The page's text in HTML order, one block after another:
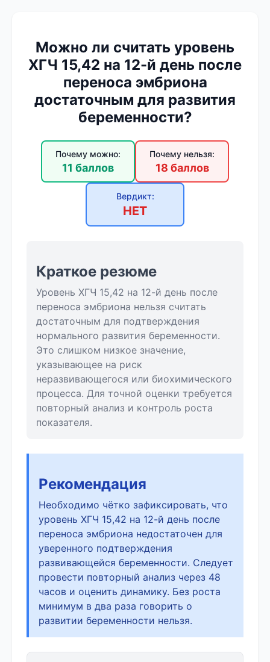
Можно ли считать уровень
ХГЧ 15,42 на 12-й день после
переноса эмбриона
достаточным для развития
беременности?
Почему можно:
11 баллов
Почему нельзя:
18 баллов
Вердикт:
НЕТ
Краткое резюме
Уровень ХГЧ 15,42 на 12-й день после
переноса эмбриона нельзя считать
достаточным для подтверждения
нормального развития беременности.
Это слишком низкое значение,
указывающее на риск
неразвивающегося или биохимического
процесса. Для точной оценки требуется
повторный анализ и контроль роста
показателя.
Рекомендация
Необходимо чётко зафиксировать, что
уровень ХГЧ 15,42 на 12-й день после
переноса эмбриона недостаточен для
уверенного подтверждения
развивающейся беременности. Следует
провести повторный анализ через 48
часов и оценить динамику. Без роста
минимум в два раза говорить о
развитии беременности нельзя.